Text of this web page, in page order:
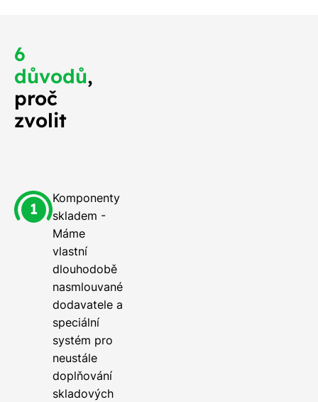
6
důvodů,
proč
zvolit
Komponenty
skladem -
Máme
vlastní
dlouhodobě
nasmlouvané
dodavatele a
speciální
systém pro
neustále
doplňování
skladových